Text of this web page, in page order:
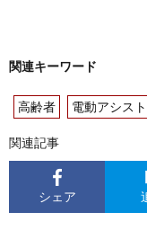
関連キーワード
高齢者 電動アシス
関連記事
シェア